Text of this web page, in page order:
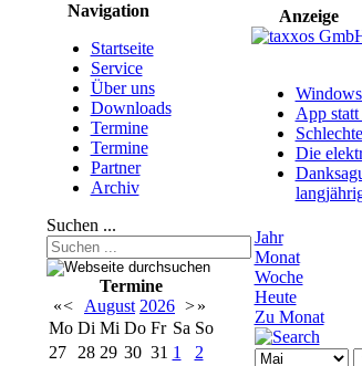
Navigation
Startseite
Service
Über uns
Downloads
Termine
Termine
Partner
Archiv
Suchen ...
Termine
«< August 2026 >»
Mo Di Mi Do Fr Sa So
27
28 29 30 31 1
2
Anzeige
App
Die
Jahr
Monat
Woche
Heute
Zu Monat